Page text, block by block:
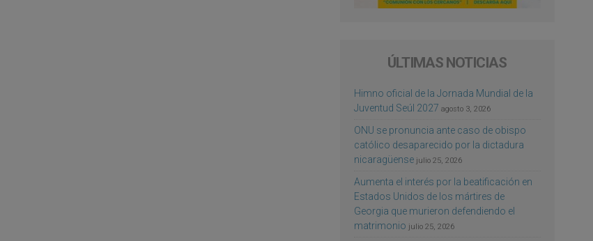
ÚLTIMAS NOTICIAS
Himno oficial de la Jornada Mundial de la
Juventud Seúl 2027 agosto 3, 2026
ONU se pronuncia ante caso de obispo
católico desaparecido por la dictadura
nicaragüense julio 25, 2026
Aumenta el interés por la beatificación en
Estados Unidos de los mártires de
Georgia que murieron defendiendo el
matrimonio julio 25, 2026